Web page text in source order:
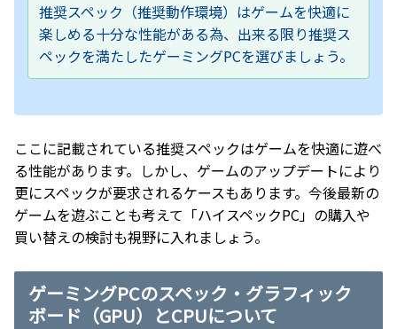
推奨スペック（推奨動作環境）はゲームを快適に
楽しめる十分な性能がある為、出来る限り推奨ス
ペックを満たしたゲーミングPCを選びましょう。
ここに記載されている推奨スペックはゲームを快適に遊べ
る性能があります。しかし、ゲームのアップデートにより
更にスペックが要求されるケースもあります。今後最新の
ゲームを遊ぶことも考えて「ハイスペックPC」の購入や
買い替えの検討も視野に入れましょう。
ゲーミングPCのスペック・グラフィック
ボード（GPU）とCPUについて